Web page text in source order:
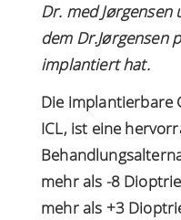
Dr. med Jørgensen
dem Dr.Jørgensen
implantiert hat.
Die implantierbare
ICL, ist eine
mehr als -8
mehr als +3